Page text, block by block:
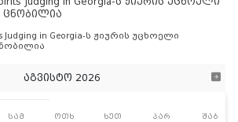
ცნობილია
Judging in Georgia-ს ჟიურის უცხოელი
აგვისტო 2026
სამ ოთხ ხუთ პარ შაბ